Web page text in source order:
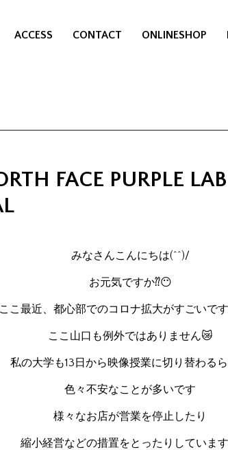
ACCESS CONTACT ONLINESHOP
FACE PURPLE
みなさんこんにちは(^^)/
お元気ですか⁇😶
ここ最近、都心部でのコロナ拡大がすごいで
ここ山口も例外ではありません😿
私の大学も13日から映像授業に切り替わるら
色々不安なことが多いです
様々なお店が営業を停止したり
縮小経営などの措置をとったりしています